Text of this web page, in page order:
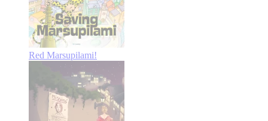
Red Marsupilami!